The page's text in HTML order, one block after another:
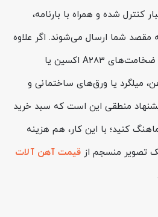
شده و همراه با بارنامه،
مقصد شما ارسال می‌شوند. اگر علاوه
بر این ورق، قرار است سایر ضخامت‌های A283 اکسین یا
میلگرد یا ورق‌های ساختمانی و
منطقی این است که سبد خرید
کنید؛ با این کار، هم هزینه
تصویر منسجم از قیمت آهن آلات